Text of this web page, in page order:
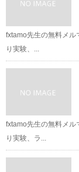
fxtamo先生の無料メル
り実験、...
fxtamo先生の無料メル
り実験、ラ...